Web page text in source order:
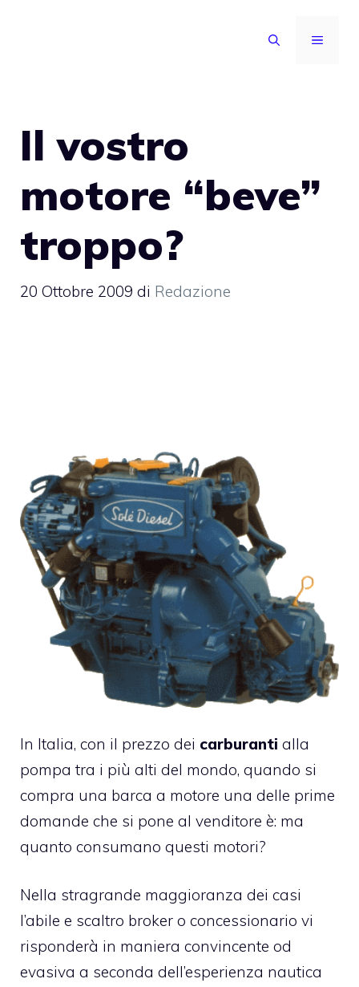
MENU
Il vostro
motore “beve”
troppo?
20 Ottobre 2009 di Redazione
In Italia, con il prezzo dei carburanti alla
pompa tra i più alti del mondo, quando si
compra una barca a motore una delle prime
domande che si pone al venditore è: ma
quanto consumano questi motori?
Nella stragrande maggioranza dei casi
l’abile e scaltro broker o concessionario vi
risponderà in maniera convincente od
evasiva a seconda dell’esperienza nautica